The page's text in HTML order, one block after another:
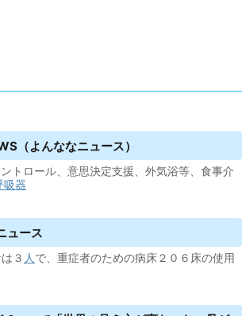
（よんななニュース）
トロール、意思決定支援、外気浴等、食事介
吸器
ュース
３ 人 で、重症者のための病床２０６床の使用